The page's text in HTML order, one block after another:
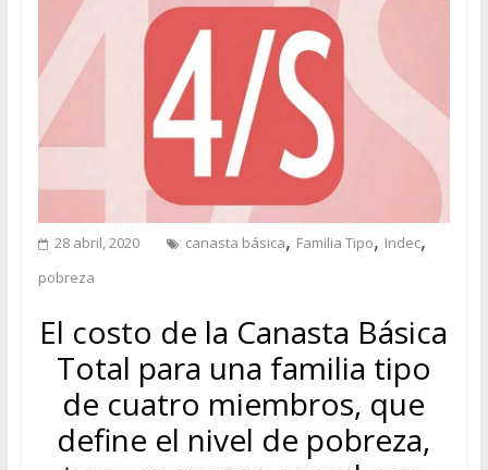
28 abril, 2020 canasta básica, Familia Tipo, Indec,
pobreza
El costo de la Canasta Básica
Total para una familia tipo
de cuatro miembros, que
define el nivel de pobreza,